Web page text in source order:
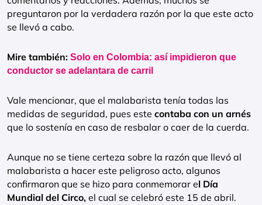
preguntaron por la verdadera razón por la que este acto
se llevó a cabo.
Mire también: Solo en Colombia: así impidieron que
conductor se adelantara de carril
Vale mencionar, que el malabarista tenía todas las
medidas de seguridad, pues este contaba con un arnés
que lo sostenía en caso de resbalar o caer de la cuerda.
Aunque no se tiene certeza sobre la razón que llevó al
malabarista a hacer este peligroso acto, algunos
confirmaron que se hizo para conmemorar el Día
Mundial del Circo, el cual se celebró este 15 de abril.